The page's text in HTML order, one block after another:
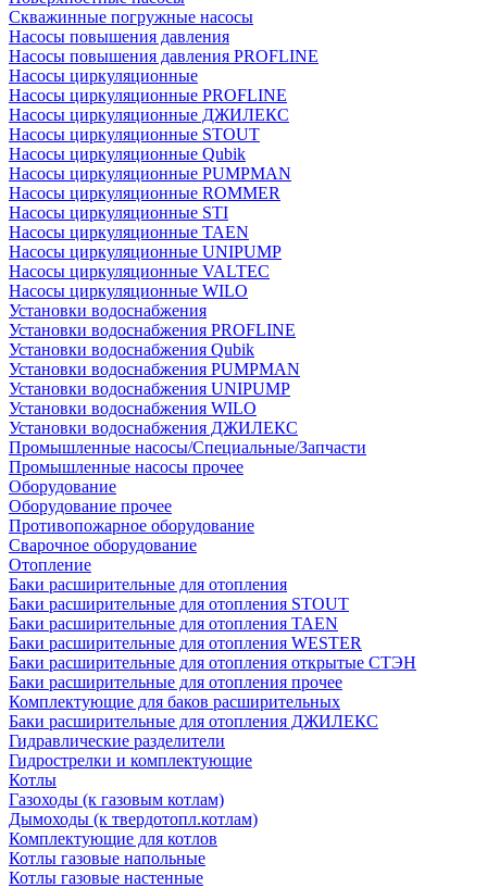
Скважинные погружные насосы
Насосы повышения давления
Насосы повышения давления PROFLINE
Насосы циркуляционные
Насосы циркуляционные PROFLINE
Насосы циркуляционные ДЖИЛЕКС
Насосы циркуляционные STOUT
Насосы циркуляционные Qubik
Насосы циркуляционные PUMPMAN
Насосы циркуляционные ROMMER
Насосы циркуляционные STI
Насосы циркуляционные TAEN
Насосы циркуляционные UNIPUMP
Насосы циркуляционные VALTEC
Насосы циркуляционные WILO
Установки водоснабжения
Установки водоснабжения PROFLINE
Установки водоснабжения Qubik
Установки водоснабжения PUMPMAN
Установки водоснабжения UNIPUMP
Установки водоснабжения WILO
Установки водоснабжения ДЖИЛЕКС
Промышленные насосы/Специальные/Запчасти
Промышленные насосы прочее
Оборудование
Оборудование прочее
Противопожарное оборудование
Сварочное оборудование
Отопление
Баки расширительные для отопления
Баки расширительные для отопления STOUT
Баки расширительные для отопления TAEN
Баки расширительные для отопления WESTER
Баки расширительные для отопления открытые СТЭН
Баки расширительные для отопления прочее
Комплектующие для баков расширительных
Баки расширительные для отопления ДЖИЛЕКС
Гидравлические разделители
Гидрострелки и комплектующие
Котлы
Газоходы (к газовым котлам)
Дымоходы (к твердотопл.котлам)
Комплектующие для котлов
Котлы газовые напольные
Котлы газовые настенные